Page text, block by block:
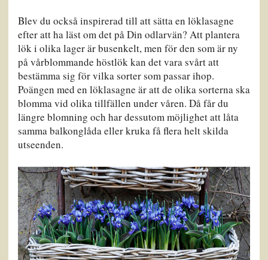
Blev du också inspirerad till att sätta en löklasagne
efter att ha läst om det på Din odlarvän? Att plantera
lök i olika lager är busenkelt, men för den som är ny
på vårblommande höstlök kan det vara svårt att
bestämma sig för vilka sorter som passar ihop.
Poängen med en löklasagne är att de olika sorterna ska
blomma vid olika tillfällen under våren. Då får du
längre blomning och har dessutom möjlighet att låta
samma balkonglåda eller kruka få flera helt skilda
utseenden.